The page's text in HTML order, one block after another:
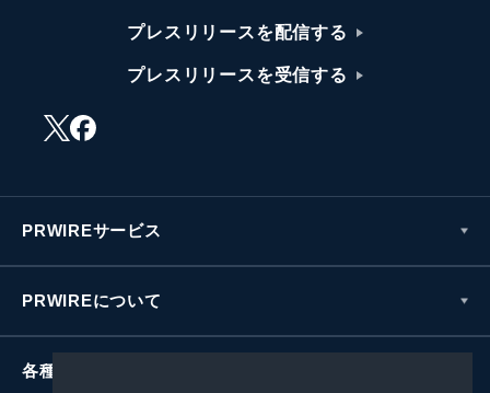
プレスリリースを配信する
プレスリリースを受信する
PRWIREサービス
PRWIREについて
各種お問い合わせ